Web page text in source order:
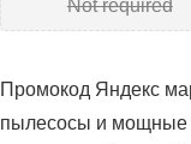
Not required
Промокод Яндекс
пылесосы и мощные